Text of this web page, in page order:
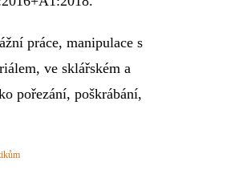
práce, manipulace s
ve sklářském a
pořezání, poškrábání,